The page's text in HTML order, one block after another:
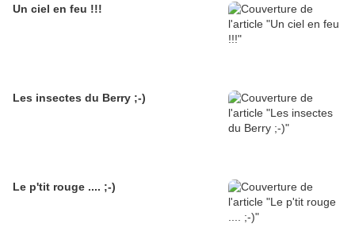
Un ciel en feu !!!
Les insectes du Berry ;-)
Le p'tit rouge .... ;-)